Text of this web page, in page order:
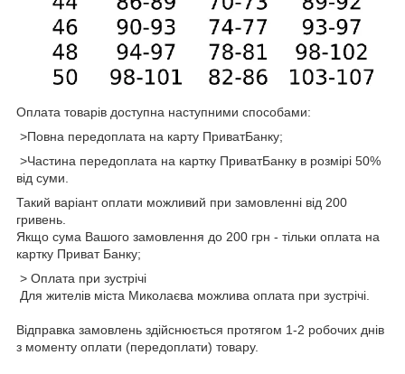
Оплата товарів доступна наступними способами:
>Повна передоплата на карту ПриватБанку;
>Частина передоплата на картку ПриватБанку в розмірі 50%
від суми.
Такий варіант оплати можливий при замовленні від 200
гривень.
Якщо сума Вашого замовлення до 200 грн - тільки оплата на
картку Приват Банку;
> Оплата при зустрічі
Для жителів міста Миколаєва можлива оплата при зустрічі.
Відправка замовлень здійснюється протягом 1-2 робочих днів
з моменту оплати (передоплати) товару.